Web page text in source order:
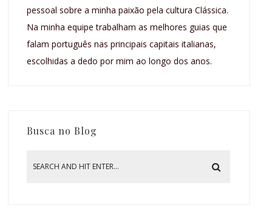
pessoal sobre a minha paixão pela cultura Clássica.
Na minha equipe trabalham as melhores guias que
falam português nas principais capitais italianas,
escolhidas a dedo por mim ao longo dos anos.
Busca no Blog